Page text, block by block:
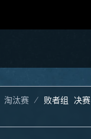
淘汰赛 败者组 决赛